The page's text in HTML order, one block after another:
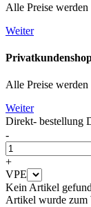
Alle Preise
Weiter
Alle Preise
Weiter
Direkt- bestellung
-
+
VPE
Kein Artikel
Artikel wurde zum